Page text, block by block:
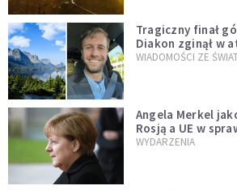
Tragiczny finał
Diakon zginął w
WIADOMOŚCI ZE
Angela Merkel
Rosją a UE w
WYDARZENIA